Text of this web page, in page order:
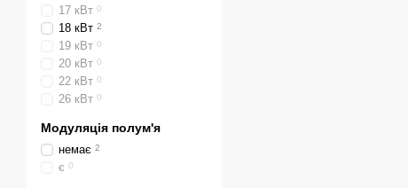
17 кВт 0
18 кВт 2
19 кВт 0
20 кВт 0
22 кВт 0
26 кВт 0
Модуляція полум'я
немає 2
є 0